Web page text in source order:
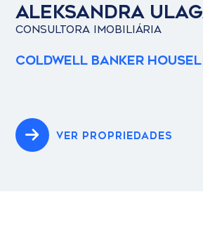
ALEKSANDRA
CONSULTORA IMOBILIÁRIA
Coldwell Banker
VER PROPRIEDADES